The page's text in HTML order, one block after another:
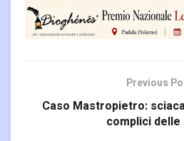
Previous
Caso Mastropietro:
complici delle